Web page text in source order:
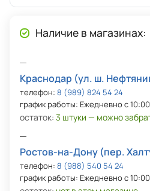
Наличие в магазинах:
Краснодар (ул. ш.
телефон: 8 (989) 824 54 24
график работы: Ежедневно с
остаток: 3 штуки — можно
Ростов-на-Дону (пер.
телефон: 8 (988) 540 54 24
график работы: Ежедневно с